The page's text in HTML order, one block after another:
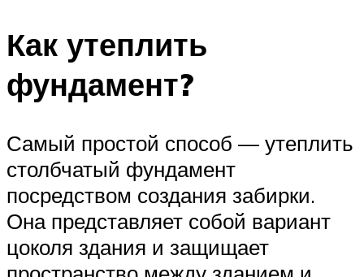
Как утеплить
фундамент?
Самый простой способ — утеплить
столбчатый фундамент
посредством создания забирки.
Она представляет собой вариант
цоколя здания и защищает